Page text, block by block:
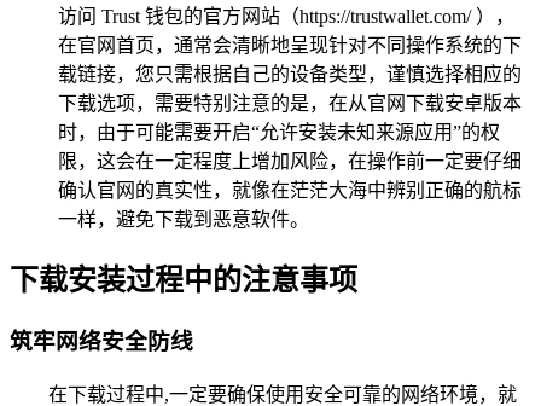
访问 Trust 钱包的官方网站（https://trustwallet.com/ ），
在官网首页，通常会清晰地呈现针对不同操作系统的下
载链接，您只需根据自己的设备类型，谨慎选择相应的
下载选项，需要特别注意的是，在从官网下载安卓版本
时，由于可能需要开启“允许安装未知来源应用”的权
限，这会在一定程度上增加风险，在操作前一定要仔细
确认官网的真实性，就像在茫茫大海中辨别正确的航标
一样，避免下载到恶意软件。
下载安装过程中的注意事项
筑牢网络安全防线
在下载过程中,一定要确保使用安全可靠的网络环境，就